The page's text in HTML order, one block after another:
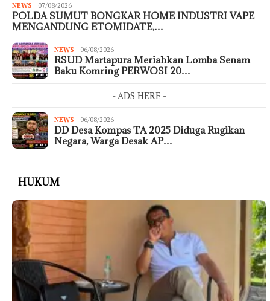
NEWS 07/08/2026
POLDA SUMUT BONGKAR HOME INDUSTRI VAPE
MENGANDUNG ETOMIDATE,…
NEWS 06/08/2026
RSUD Martapura Meriahkan Lomba Senam
Baku Komring PERWOSI 20…
- ADS HERE -
NEWS 06/08/2026
DD Desa Kompas TA 2025 Diduga Rugikan
Negara, Warga Desak AP…
HUKUM